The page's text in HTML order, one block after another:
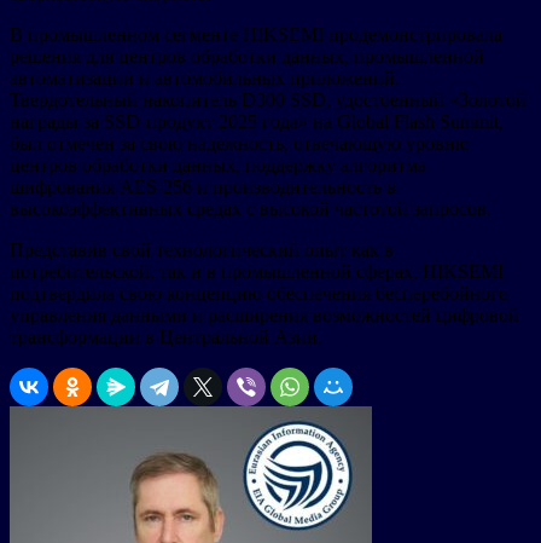
В промышленном сегменте HIKSEMI продемонстрировала
решения для центров обработки данных, промышленной
автоматизации и автомобильных приложений.
Твердотельный накопитель D300 SSD, удостоенный «Золотой
награды за SSD-продукт 2025 года» на Global Flash Summit,
был отмечен за свою надежность, отвечающую уровню
центров обработки данных, поддержку алгоритма
шифрования AES-256 и производительность в
высокоэффективных средах с высокой частотой запросов.
Представив свой технологический опыт как в
потребительской, так и в промышленной сферах, HIKSEMI
подтвердила свою концепцию обеспечения бесперебойного
управления данными и расширения возможностей цифровой
трансформации в Центральной Азии.